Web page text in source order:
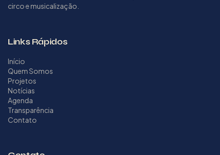
circo e musicalização.
Links Rápidos
Início
Quem Somos
Projetos
Notícias
Agenda
Transparência
Contato